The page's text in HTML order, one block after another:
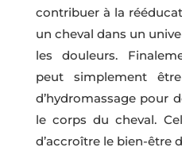
contribuer à la
un cheval dans un
les douleurs.
peut simplement
d’hydromassage pour
le corps du cheval.
d’accroître le bien-être